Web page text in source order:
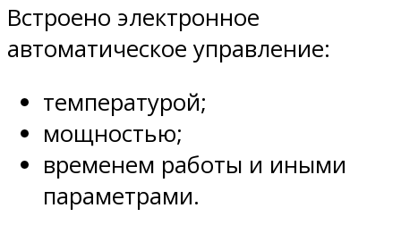
Встроено электронное
автоматическое управление:
температурой;
мощностью;
временем работы и иными
параметрами.